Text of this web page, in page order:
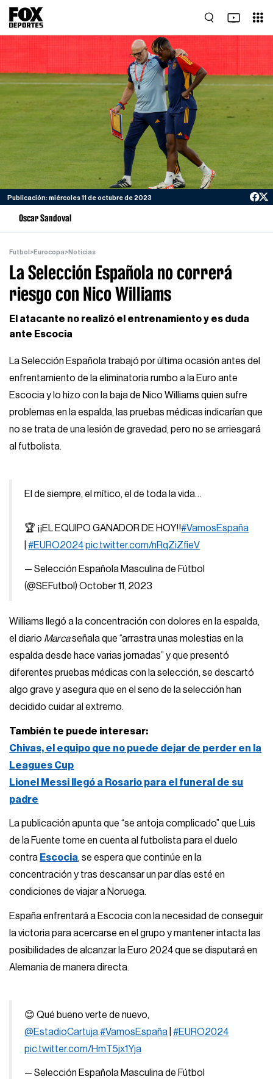
Publicación: miércoles 11 de octubre de 2023
Oscar Sandoval
Futbol >Eurocopa>Noticias
La Selección Española no correrá
riesgo con Nico Williams
El atacante no realizó el entrenamiento y es duda
ante Escocia
La Selección Española trabajó por última ocasión antes del
enfrentamiento de la eliminatoria rumbo a la Euro ante
Escocia y lo hizo con la baja de Nico Williams quien sufre
problemas en la espalda, las pruebas médicas indicarían que
no se trata de una lesión de gravedad, pero no se arriesgará
al futbolista.
El de siempre, el mítico, el de toda la vida…
🏆 ¡¡EL EQUIPO GANADOR DE HOY!!#VamosEspaña
|#EURO2024 pic.twitter.com/nRqZiZfieV
— Selección Española Masculina de Fútbol
(@SEFutbol)October 11, 2023
Williams llegó a la concentración con dolores en la espalda,
el diario Marcaseñala que “arrastra unas molestias en la
espalda desde hace varias jornadas” y que presentó
diferentes pruebas médicas con la selección, se descartó
algo grave y asegura que en el seno de la selección han
decidido cuidar al extremo.
También te puede interesar:
Chivas, el equipo que no puede dejar de perder en la
Leagues Cup
Lionel Messi llegó a Rosario para el funeral de su
padre
La publicación apunta que “se antoja complicado” que Luis
de la Fuente tome en cuenta al futbolista para el duelo
contra Escocia, se espera que continúe en la
concentración y tras descansar un par días esté en
condiciones de viajar a Noruega.
España enfrentará a Escocia con la necesidad de conseguir
la victoria para acercarse en el grupo y mantener intacta las
posibilidades de alcanzar la Euro 2024 que se disputará en
Alemania de manera directa.
😊 Qué bueno verte de nuevo,
@EstadioCartuja.#VamosEspaña |#EURO2024
pic.twitter.com/HmT5jx1Yja
— Selección Española Masculina de Fútbol